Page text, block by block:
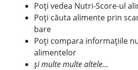
Poți vedea Nutri-Score-ul
Poți căuta alimente prin
bare
Poți compara informațiile
alimentelor
și multe multe altele...